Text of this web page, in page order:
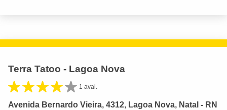
Terra Tatoo - Lagoa Nova
1 aval.
Avenida Bernardo Vieira, 4312, Lagoa Nova, Natal - RN